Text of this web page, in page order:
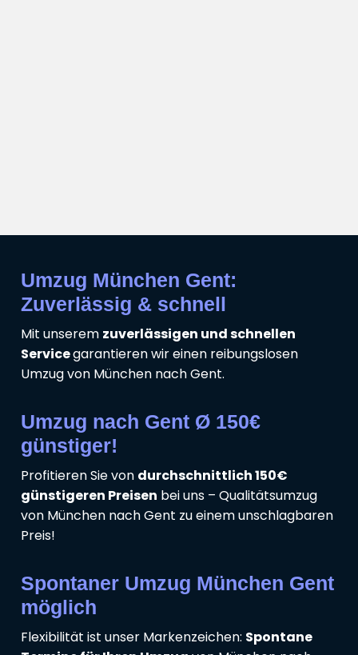
Umzug München Gent:
Zuverlässig & schnell
Mit unserem zuverlässigen und schnellen
Servicegarantieren wir einen reibungslosen
Umzug von München nach Gent.
Umzug nach Gent Ø 150€
günstiger!
Profitieren Sie von durchschnittlich 150€
günstigeren Preisen bei uns – Qualitätsumzug
von München nach Gent zu einem unschlagbaren
Preis!
Spontaner Umzug München Gent
möglich
Flexibilität ist unser Markenzeichen: Spontane